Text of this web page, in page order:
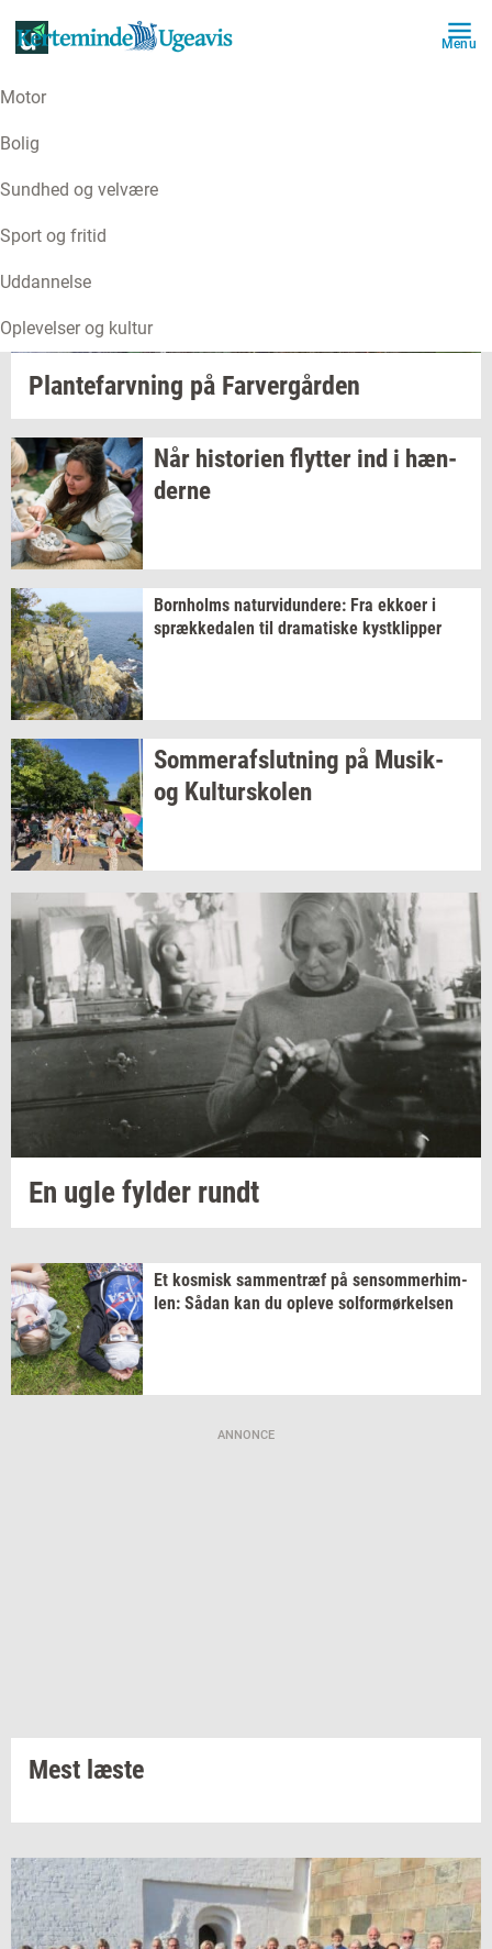
Menu
Motor
Bolig
Sundhed og velvære
Sport og fritid
Uddannelse
Oplevelser og kultur
Plan­te­farv­ning på Far­ver­går­den
Når hi­sto­ri­enflyt­ter ind i hæn­
der­ne
Born­holms na­tur­vi­dun­de­re: Fra ek­ko­er i
spræk­ke­da­len til dra­ma­ti­ske kyst­klip­per
Som­mer­af­slut­ning på Musik-​
og Kul­tursko­len
En uglefyl­der rundt
Et kos­misk sam­men­træf på sen­som­mer­him­
len: Sådan kan du op­le­ve sol­for­mør­kel­sen
ANNONCE
Mest læste